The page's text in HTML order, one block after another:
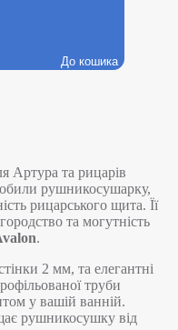
До кошика
Артура та рицарів
рушникосушарку,
рицарського щита. Її
та могутність
.
2 мм, та елегантні
труби
у вашій ванній.
рушникосушку від